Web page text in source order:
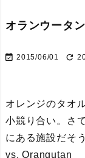
オランウータ
 2015/06/01 
オレンジのタオ
小競り合い。さ
にある施設だそ
vs. Orangutan